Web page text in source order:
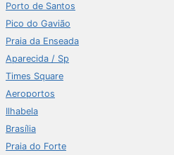
Porto de Santos
Pico do Gavião
Praia da Enseada
Aparecida / Sp
Times Square
Aeroportos
Ilhabela
Brasília
Praia do Forte